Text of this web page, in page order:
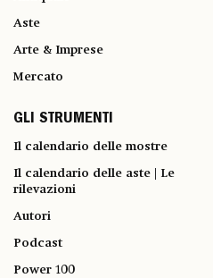
Aste
Arte & Imprese
Mercato
GLI STRUMENTI
Il calendario delle mostre
Il calendario delle aste | Le
rilevazioni
Autori
Podcast
Power 100